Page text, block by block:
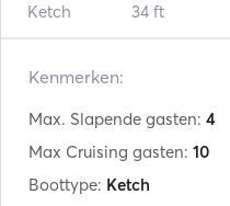
Ketch 34 ft
Kenmerken:
Max. Slapende gasten: 4
Max Cruising gasten: 10
Boottype: Ketch